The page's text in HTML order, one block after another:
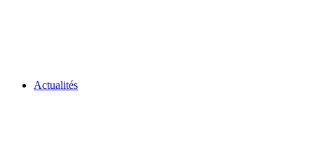
Actualités